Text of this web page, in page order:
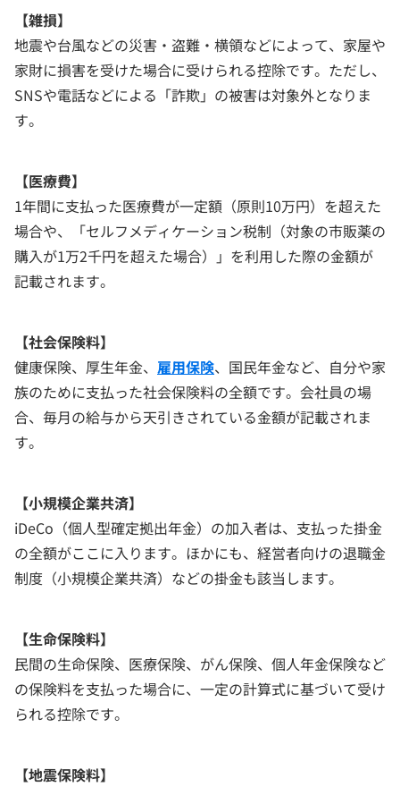
【雑損】
地震や台風などの災害・盗難・横領などによって、家屋や
家財に損害を受けた場合に受けられる控除です。ただし、
SNSや電話などによる「詐欺」の被害は対象外となりま
す。
【医療費】
1年間に支払った医療費が一定額（原則10万円）を超えた
場合や、「セルフメディケーション税制（対象の市販薬の
購入が1万2千円を超えた場合）」を利用した際の金額が
記載されます。
【社会保険料】
健康保険、厚生年金、 雇用保険、国民年金など、自分や家
族のために支払った社会保険料の全額です。会社員の場
合、毎月の給与から天引きされている金額が記載されま
す。
【小規模企業共済】
iDeCo（個人型確定拠出年金）の加入者は、支払った掛金
の全額がここに入ります。ほかにも、経営者向けの退職金
制度（小規模企業共済）などの掛金も該当します。
【生命保険料】
民間の生命保険、医療保険、がん保険、個人年金保険など
の保険料を支払った場合に、一定の計算式に基づいて受け
られる控除です。
【地震保険料】